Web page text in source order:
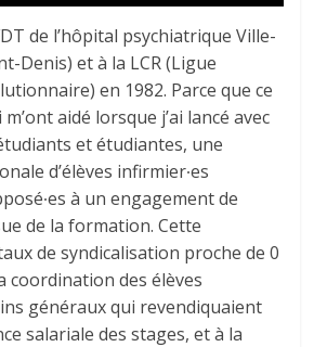
de l’hôpital psychiatrique Ville-
Denis) et à la LCR (Ligue
en 1982. Parce que ce
aidé lorsque j’ai lancé avec
et étudiantes, une
d’élèves infirmier∙es
à un engagement de
de la formation. Cette
de syndicalisation proche de 0
coordination des élèves
généraux qui revendiquaient
salariale des stages, et à la